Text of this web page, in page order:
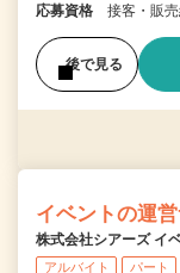
応募資格 接客・販
後で見る
イベントの運
株式会社シアーズ イ
アルバイト パート